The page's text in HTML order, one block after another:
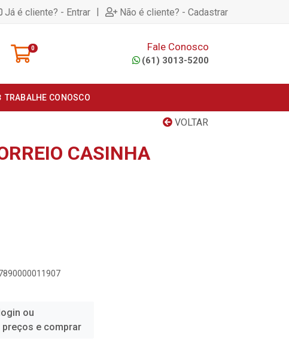
Já é cliente? - Entrar | Não é cliente? - Cadastrar
0 Fale Conosco
(61) 3013-5200
TRABALHE CONOSCO
VOLTAR
CASINHA
ou
e comprar